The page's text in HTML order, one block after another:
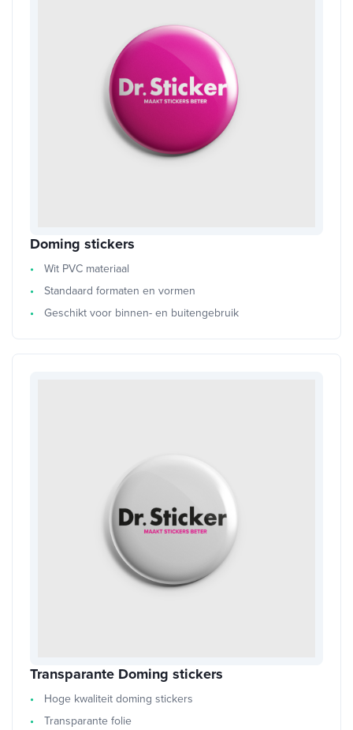
Doming stickers
Wit PVC materiaal
Standaard formaten en vormen
Geschikt voor binnen- en buitengebruik
Transparante Doming stickers
Hoge kwaliteit doming stickers
Transparante folie